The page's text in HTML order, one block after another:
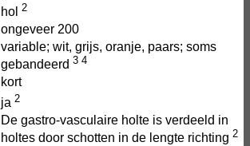
hol 2
ongeveer 200
variable; wit, grijs, oranje, paars; soms
gebandeerd 3 4
kort
ja 2
De gastro-vasculaire holte is verdeeld in
holtes door schotten in de lengte richting 2